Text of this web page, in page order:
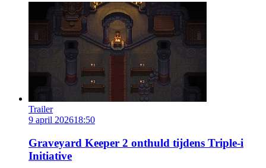
Trailer
9 april 202618:50
Graveyard Keeper 2 onthuld tijdens Triple-i
Initiative